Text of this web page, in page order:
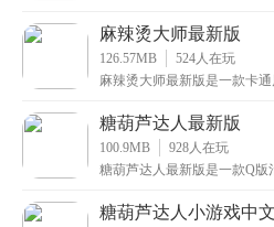
方式
麻辣烫大师最新版
126.57MB 524 人在玩
麻辣烫大师最新版是一款卡
进行
糖葫芦达人最新版
100.9MB 928 人在玩
糖葫芦达人最新版是一款Q
店
糖葫芦达人小游戏中